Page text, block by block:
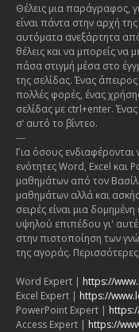
Θέλεις μια παράγραφος,
είναι πάντα στην αρχή
αυτόματα ανεξάρτητα
θέλεις και να μπορείς να
πάσα στιγμή μέσα στο
της σελίδας. Ένας
πολλές φορές, ένας
σελίδας με ctrl+enter.
σ’ αυτό το βίντεο.
---
Για όσους
ενότητες Word, Excel και
μαθημάτων από τον
μαθημάτων αλλά και
σειρές είναι μια
υψηλού επιπέδου γι'
στην πιστοποίηση των
της αγοράς.
Word Expert | https://
Excel Expert | https://
PowerPoint Expert |
Access Expert | https://